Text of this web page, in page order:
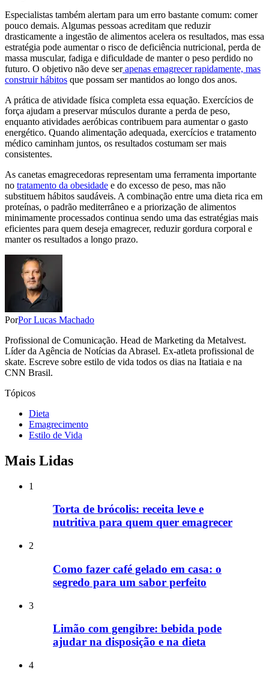
Especialistas também alertam para um erro bastante comum: comer
pouco demais. Algumas pessoas acreditam que reduzir
drasticamente a ingestão de alimentos acelera os resultados, mas essa
estratégia pode aumentar o risco de deficiência nutricional, perda de
massa muscular, fadiga e dificuldade de manter o peso perdido no
futuro. O objetivo não deve serapenas emagrecer rapidamente, mas
construir hábitos que possam ser mantidos ao longo dos anos.
A prática de atividade física completa essa equação. Exercícios de
força ajudam a preservar músculos durante a perda de peso,
enquanto atividades aeróbicas contribuem para aumentar o gasto
energético. Quando alimentação adequada, exercícios e tratamento
médico caminham juntos, os resultados costumam ser mais
consistentes.
As canetas emagrecedoras representam uma ferramenta importante
no tratamento da obesidade e do excesso de peso, mas não
substituem hábitos saudáveis. A combinação entre uma dieta rica em
proteínas, o padrão mediterrâneo e a priorização de alimentos
minimamente processados continua sendo uma das estratégias mais
eficientes para quem deseja emagrecer, reduzir gordura corporal e
manter os resultados a longo prazo.
PorPor Lucas Machado
Profissional de Comunicação. Head de Marketing da Metalvest.
Líder da Agência de Notícias da Abrasel. Ex-atleta profissional de
skate. Escreve sobre estilo de vida todos os dias na Itatiaia e na
CNN Brasil.
Tópicos
Dieta
Emagrecimento
Estilo de Vida
Mais Lidas
1
Torta de brócolis: receita leve e
nutritiva para quem quer emagrecer
2
Como fazer café gelado em casa: o
segredo para um sabor perfeito
3
Limão com gengibre: bebida pode
ajudar na disposição e na dieta
4